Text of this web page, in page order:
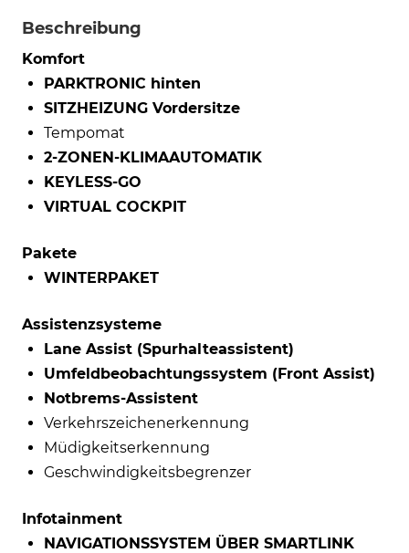
Beschreibung
Komfort
PARKTRONIC hinten
SITZHEIZUNG Vordersitze
Tempomat
2-ZONEN-KLIMAAUTOMATIK
KEYLESS-GO
VIRTUAL COCKPIT
Pakete
WINTERPAKET
Assistenzsysteme
Lane Assist (Spurhalteassistent)
Umfeldbeobachtungssystem (Front Assist)
Notbrems-Assistent
Verkehrszeichenerkennung
Müdigkeitserkennung
Geschwindigkeitsbegrenzer
Infotainment
NAVIGATIONSSYSTEM ÜBER SMARTLINK